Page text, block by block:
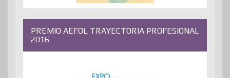
PREMIO AEFOL TRAYECTORIA PROFESIONAL
2016